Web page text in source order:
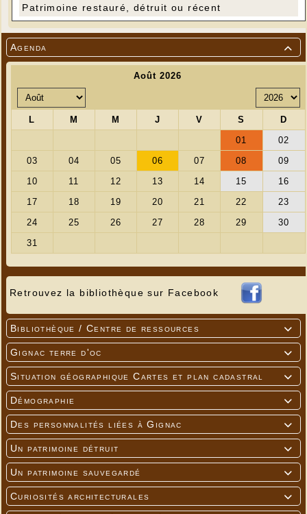

Agenda
Retrouvez la bibliothèque sur Facebook

Bibliothèque / Centre de ressources

Gignac terre d'oc

Situation géographique Cartes et plan cadastral

Démographie

Des personnalités liées à Gignac

Un patrimoine détruit

Un patrimoine sauvegardé

Curiosités architecturales
Patrimoine restauré, détruit ou récent